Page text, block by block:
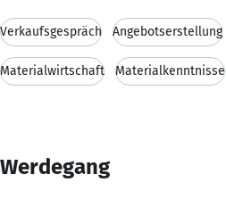
Verkaufsgespräch Angebotserstellung
Materialwirtschaft Materialkenntnisse
Werdegang